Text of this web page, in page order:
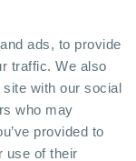
ads, to provide
traffic. We also
with our social
who may
provided to
use of their
560 mm